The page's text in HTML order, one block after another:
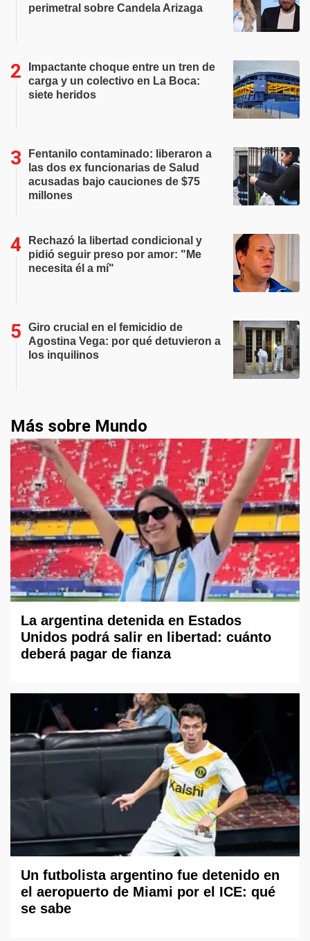
perimetral sobre Candela Arizaga
Impactante choque entre un tren de
carga y un colectivo en La Boca:
siete heridos
Fentanilo contaminado: liberaron a
las dos ex funcionarias de Salud
acusadas bajo cauciones de $75
millones
Rechazó la libertad condicional y
pidió seguir preso por amor: "Me
necesita él a mí"
Giro crucial en el femicidio de
Agostina Vega: por qué detuvieron a
los inquilinos
Más sobre Mundo
La argentina detenida en Estados
Unidos podrá salir en libertad: cuánto
deberá pagar de fianza
Un futbolista argentino fue detenido en
el aeropuerto de Miami por el ICE: qué
se sabe